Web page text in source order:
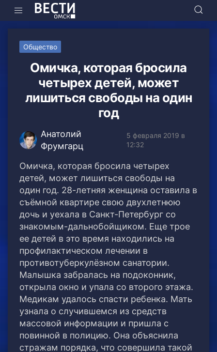
Общество
Омичка, которая бросила
четырех детей, может
лишиться свободы на один
год
Анатолий
Фрумгарц
5 февраля 2019 в
12:32
Омичка, которая бросила четырех
детей, может лишиться свободы на
один год. 28-летняя женщина оставила в
съёмной квартире свою двухлетнюю
дочь и уехала в Санкт-Петербург со
знакомым-дальнобойщиком. Еще трое
ее детей в это время находились на
профилактическом лечении в
противотуберкулёзном санатории.
Малышка забралась на подоконник,
открыла окно и упала со второго этажа.
Медикам удалось спасти ребенка. Мать
узнала о случившемся из средств
массовой информации и пришла с
повинной в полицию. Она объяснила
стражам порядка, что совершила такой